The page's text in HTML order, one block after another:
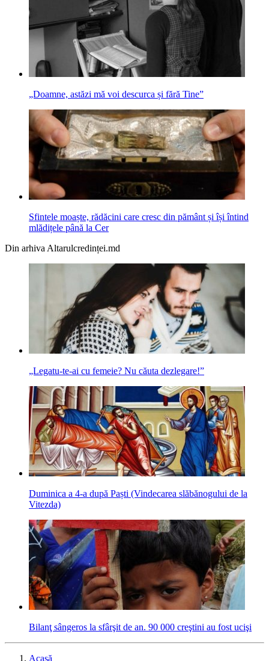
„Doamne, astăzi mă voi descurca și fără Tine”
Sfintele moaște, rădăcini care cresc din pământ și își întind
mlădițele până la Cer
Din arhiva Altarulcredinței.md
„Legatu-te-ai cu femeie? Nu căuta dezlegare!”
Duminica a 4-a după Paști (Vindecarea slăbănogului de la
Vitezda)
Bilanţ sângeros la sfârşit de an. 90 000 creştini au fost ucişi
Acasă